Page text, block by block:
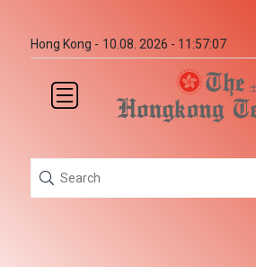
Hong Kong - 10.08. 2026 - 11:57:07